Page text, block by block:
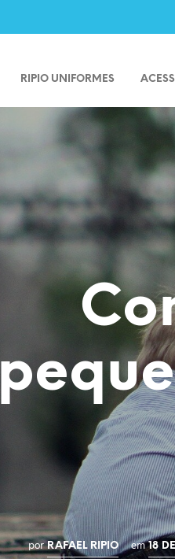
RIPIO UNIFORMES
por RAFAEL RIPIO em 18